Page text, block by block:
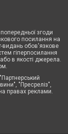
згоди
посилання на
видань обов'язкове
гіперпосилання
в якості джерела.
"Пресреліз",
правах реклами.